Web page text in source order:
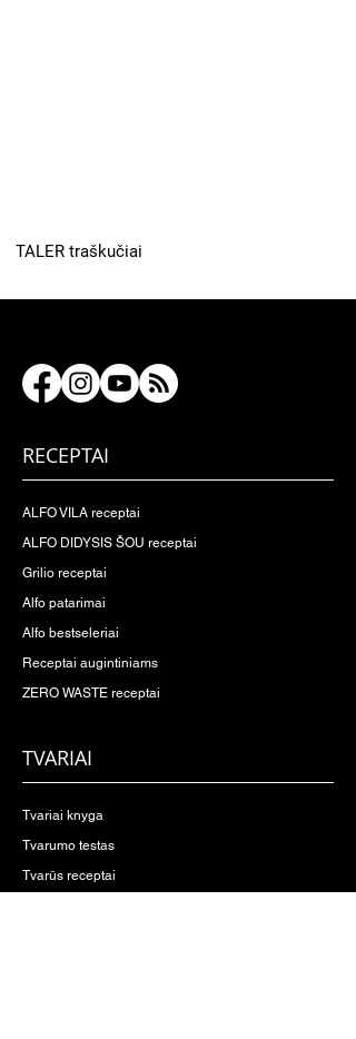
TALER traškučiai
RECEPTAI
ALFO VILA receptai
ALFO DIDYSIS ŠOU receptai
Grilio receptai
Alfo patarimai
Alfo bestseleriai
Receptai augintiniams
ZERO WASTE receptai
TVARIAI
Tvariai knyga
Tvarumo testas
Tvarūs receptai